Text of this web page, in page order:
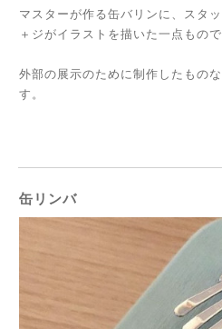
マスターが作る缶バリンに、スタ
＋ジがイラストを描いた一点もので
外部の展示のために制作したもの
す。
缶リンバ